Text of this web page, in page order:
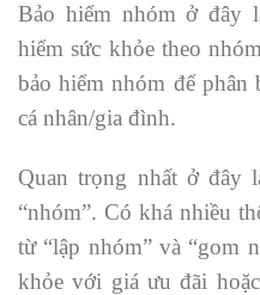
Bảo hiểm nhóm ở đây
hiểm sức khỏe theo
bảo hiểm nhóm để
cá nhân/gia đình.
Quan trọng nhất ở đây
“nhóm”. Có khá nhiều
từ “lập nhóm” và “gom
khỏe với giá ưu đãi